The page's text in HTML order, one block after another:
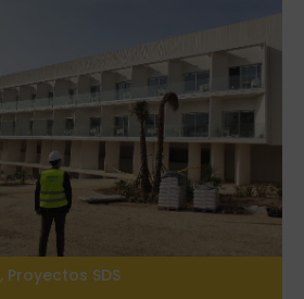
, Proyectos SDS